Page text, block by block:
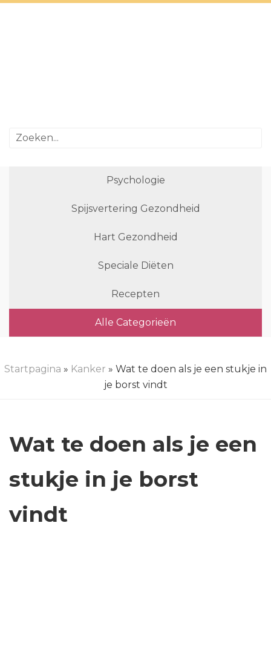
Psychologie
Spijsvertering Gezondheid
Hart Gezondheid
Speciale Diëten
Recepten
Alle Categorieën
Startpagina » Kanker » Wat te doen als je een stukje in
je borst vindt
Wat te doen als je een
stukje in je borst
vindt